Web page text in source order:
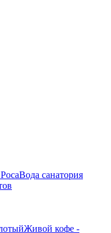
Вода санатория
Живой кофе -